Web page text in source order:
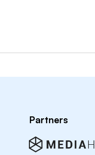
stedelijk als landelijk
houding;
Partners